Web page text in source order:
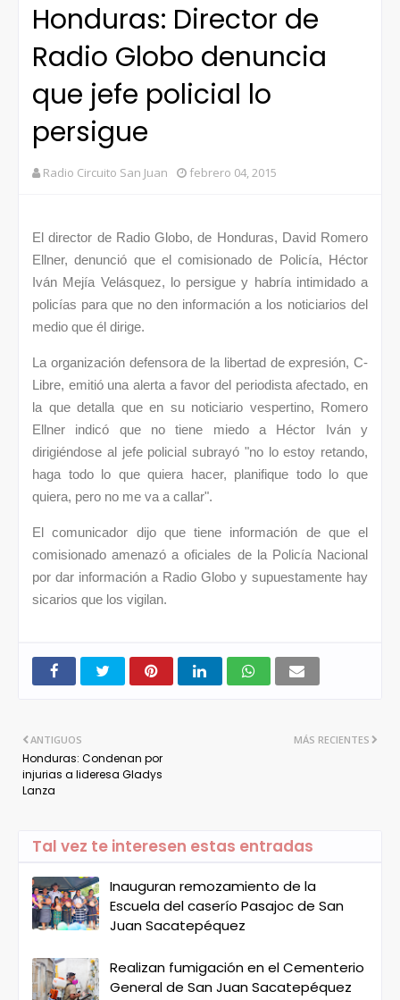
Honduras: Director de
Radio Globo denuncia
que jefe policial lo
persigue
Radio Circuito San Juan febrero 04, 2015
El director de Radio Globo, de Honduras, David Romero
Ellner, denunció que el comisionado de Policía, Héctor
Iván Mejía Velásquez, lo persigue y habría intimidado a
policías para que no den información a los noticiarios del
medio que él dirige.
La organización defensora de la libertad de expresión, C-
Libre, emitió una alerta a favor del periodista afectado, en
la que detalla que en su noticiario vespertino, Romero
Ellner indicó que no tiene miedo a Héctor Iván y
dirigiéndose al jefe policial subrayó "no lo estoy retando,
haga todo lo que quiera hacer, planifique todo lo que
quiera, pero no me va a callar".
El comunicador dijo que tiene información de que el
comisionado amenazó a oficiales de la Policía Nacional
por dar información a Radio Globo y supuestamente hay
sicarios que los vigilan.
MÁS RECIENTES
ANTIGUOS
Honduras: Condenan por
injurias a lideresa Gladys
Lanza
Tal vez te interesen estas entradas
Inauguran remozamiento de la
Escuela del caserío Pasajoc de San
Juan Sacatepéquez
Realizan fumigación en el Cementerio
General de San Juan Sacatepéquez